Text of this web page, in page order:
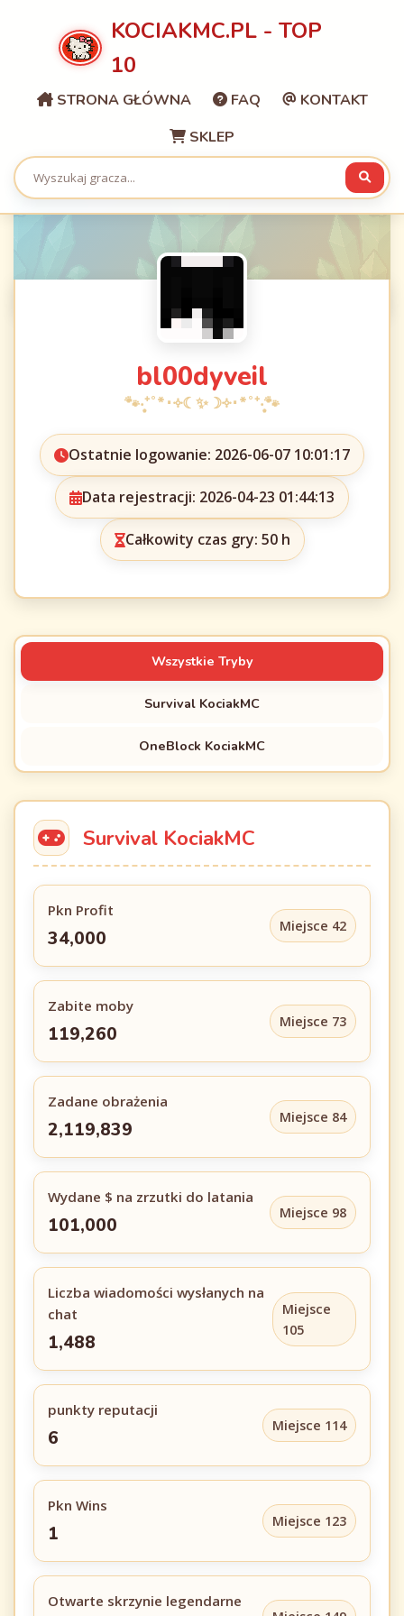
KOCIAKMC.PL - TOP
10
STRONA GŁÓWNA FAQ
KONTAKT
SKLEP
bl00dyveil
Ostatnie logowanie: 2026-06-07 10:01:17
Data rejestracji: 2026-04-23 01:44:13
Całkowity czas gry: 50 h
Wszystkie Tryby
Survival KociakMC
OneBlock KociakMC
Survival KociakMC
Pkn Profit
34,000
Miejsce 42
Zabite moby
119,260
Miejsce 73
Zadane obrażenia
2,119,839
Miejsce 84
Wydane $ na zrzutki do latania
101,000
Miejsce 98
Liczba wiadomości wysłanych na
chat
1,488
Miejsce
105
punkty reputacji
6
Miejsce 114
Pkn Wins
1
Miejsce 123
Otwarte skrzynie legendarne